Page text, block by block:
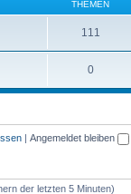
THEMEN
111
0
| Angemeldet bleiben
der letzten 5 Minuten)